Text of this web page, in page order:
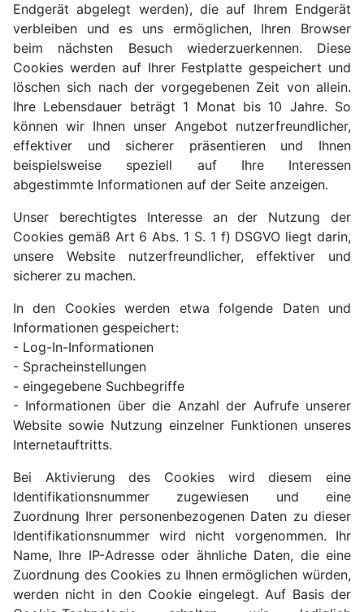
Endgerät abgelegt werden), die auf Ihrem Endgerät
verbleiben und es uns ermöglichen, Ihren Browser
beim nächsten Besuch wiederzuerkennen. Diese
Cookies werden auf Ihrer Festplatte gespeichert und
löschen sich nach der vorgegebenen Zeit von allein.
Ihre Lebensdauer beträgt 1 Monat bis 10 Jahre. So
können wir Ihnen unser Angebot nutzerfreundlicher,
effektiver und sicherer präsentieren und Ihnen
beispielsweise speziell auf Ihre Interessen
abgestimmte Informationen auf der Seite anzeigen.
Unser berechtigtes Interesse an der Nutzung der
Cookies gemäß Art 6 Abs. 1 S. 1 f) DSGVO liegt darin,
unsere Website nutzerfreundlicher, effektiver und
sicherer zu machen.
In den Cookies werden etwa folgende Daten und
Informationen gespeichert:
- Log-In-Informationen
- Spracheinstellungen
- eingegebene Suchbegriffe
- Informationen über die Anzahl der Aufrufe unserer
Website sowie Nutzung einzelner Funktionen unseres
Internetauftritts.
Bei Aktivierung des Cookies wird diesem eine
Identifikationsnummer zugewiesen und eine
Zuordnung Ihrer personenbezogenen Daten zu dieser
Identifikationsnummer wird nicht vorgenommen. Ihr
Name, Ihre IP-Adresse oder ähnliche Daten, die eine
Zuordnung des Cookies zu Ihnen ermöglichen würden,
werden nicht in den Cookie eingelegt. Auf Basis der